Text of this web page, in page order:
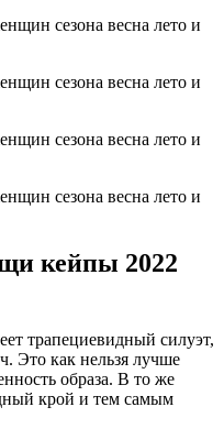
кейпы 2022
трапециевидный силуэт,
Это как нельзя лучше
образа. В то же
крой и тем самым